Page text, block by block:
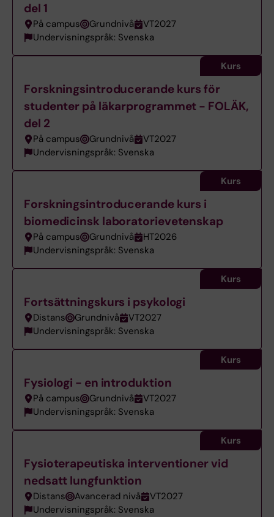
del 1
På campus Grundnivå
VT2027
Undervisningspråk: Svenska
Forskningsintroducerande kurs för
studenter på läkarprogrammet - FOLÄK,
del 2
På campus Grundnivå
VT2027
Undervisningspråk: Svenska
Kurs
Forskningsintroducerande kurs i
biomedicinsk laboratorievetenskap
På campus Grundnivå
HT2026
Undervisningspråk: Svenska
Kurs
Fortsättningskurs i psykologi
Distans Grundnivå
VT2027
Undervisningspråk: Svenska
Kurs
Fysiologi - en introduktion
På campus Grundnivå
VT2027
Undervisningspråk: Svenska
Kurs
Fysioterapeutiska interventioner vid
nedsatt lungfunktion
Distans Avancerad nivå
VT2027
Undervisningspråk: Svenska
Kurs